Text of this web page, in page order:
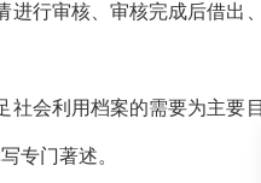
进行审核、审核完成后借出
会利用档案的需要为主要
专门著述。